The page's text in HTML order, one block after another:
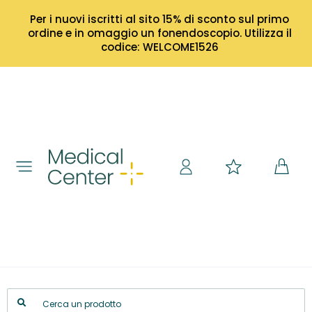
Per i nuovi iscritti al sito 15% di sconto sul primo
ordine e in omaggio un fonendoscopio. Utilizza il
codice: WELCOME1526